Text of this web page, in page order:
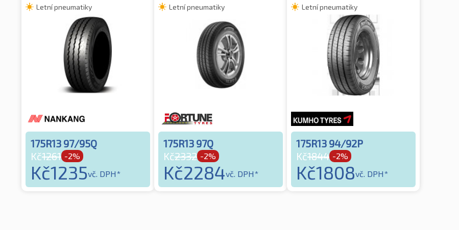
Letní pneumatiky
175R13 97/95Q
Kč1261 -2%
Kč1235vč. DPH*
Letní pneumatiky
175R13 97Q
Kč2332 -2%
Kč2284vč. DPH*
Letní pneumatiky
175R13 94/92P
Kč1844 -2%
Kč1808vč. DPH*